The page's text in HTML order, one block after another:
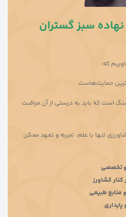
سبز گستران
که:
حمایت‌هاست
است که باید به درستی از آن مراقبت
تنها با علم، تجربه و تعهد ممکن
و تخصصی
کشاورز
منابع طبیعی